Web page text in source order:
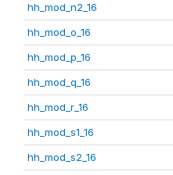
hh_mod_n2_16
hh_mod_o_16
hh_mod_p_16
hh_mod_q_16
hh_mod_r_16
hh_mod_s1_16
hh_mod_s2_16